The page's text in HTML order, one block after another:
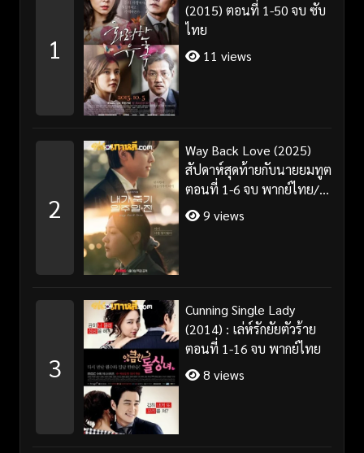
1
(2015) ตอนที่ 1-50 จบ ซับ
ไทย
11 views
2
Way Back Love (2025)
สัปดาห์สุดท้ายกับนายยมทูต
ตอนที่ 1-6 จบ พากย์ไทย/
ซับไทย
9 views
3
Cunning Single Lady
(2014) : เล่ห์รักยัยตัวร้าย
ตอนที่ 1-16 จบ พากย์ไทย
8 views